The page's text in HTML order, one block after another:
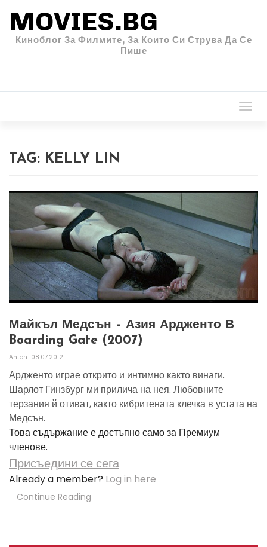
MOVIES.BG
Киноблог За Филмите, За Които Си Струва Да Се
Пише
TAG: KELLY LIN
Майкъл Медсън – Азия Ардженто В
Boarding Gate (2007)
Anton 08.07.2012
Ардженто играе открито и интимно както винаги.
Шарлот Гинзбург ми прилича на нея. Любовните
терзания й отиват, както кибритената клечка в устата на
Медсън.
Това съдържание е достъпно само за Премиум
членове.
Присъедини се сега
Already a member? Log in here
Continue Reading